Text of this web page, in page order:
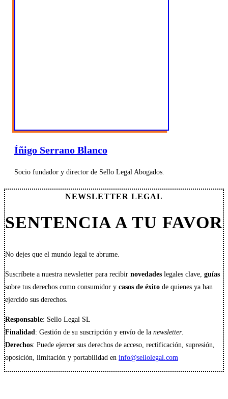
Íñigo Serrano Blanco
Socio fundador y director de Sello Legal Abogados.
NEWSLETTER LEGAL
SENTENCIA A TU FAVOR
No dejes que el mundo legal te abrume.
Suscríbete a nuestra newsletter para recibir novedades legales clave, guías
sobre tus derechos como consumidor y casos de éxito de quienes ya han
ejercido sus derechos.
Responsable: Sello Legal SL
Finalidad : Gestión de su suscripción y envío de la newsletter.
Derechos: Puede ejercer sus derechos de acceso, rectificación, supresión,
oposición, limitación y portabilidad en info@sellolegal.com